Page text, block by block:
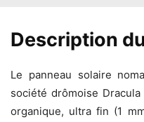
Description
Le panneau solaire
société drômoise
organique, ultra fin (1